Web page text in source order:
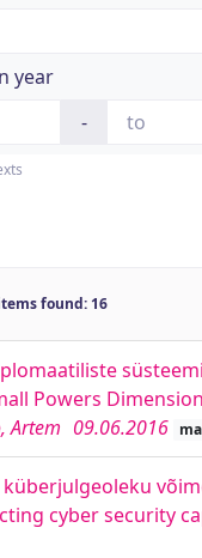
year
-
found: 16
Powers Dimension
Artem 09.06.2016
cyber security